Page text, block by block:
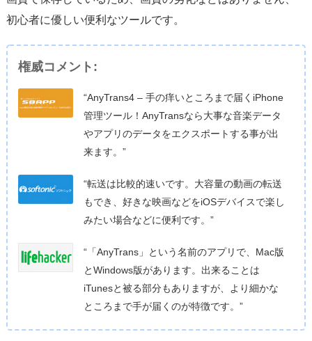
初心者に優しい便利なツールです。
権威コメント:
“AnyTrans4 – 手の痒いところまで届くiPhone
管理ツール！AnyTransなら大事な音楽データ
やアプリのデータをエクスポートする事が出
来ます。”
“転送は比較的速いです。大容量の動画の転送
もでき、好きな映画などをiOSデバイスで楽し
みたい場合などに便利です。”
“「AnyTrans」という名前のアプリで、Mac版
とWindows版があります。出来ることは
iTunesと被る部分もありますが、より細かな
ところまで手が届くのが特徴です。”